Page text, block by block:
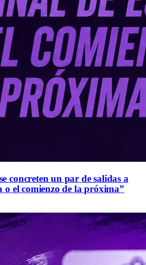
concreten un par de salidas a
o el comienzo de la próxima”